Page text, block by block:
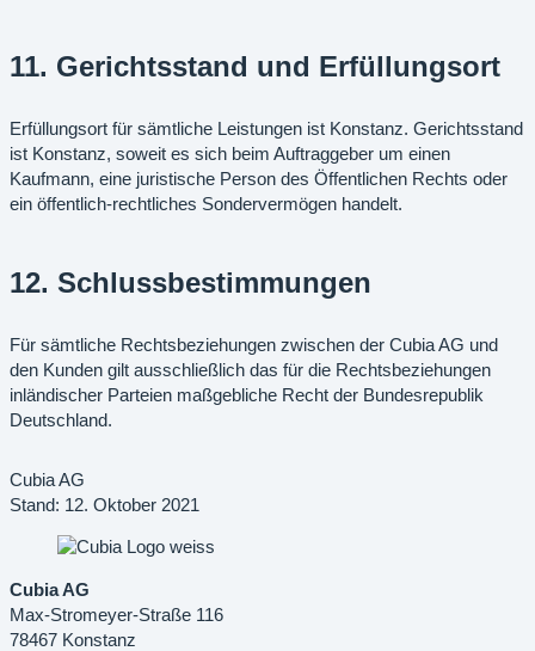
11. Gerichtsstand und Erfüllungsort
Erfüllungsort für sämtliche Leistungen ist Konstanz. Gerichtsstand
ist Konstanz, soweit es sich beim Auftraggeber um einen
Kaufmann, eine juristische Person des Öffentlichen Rechts oder
ein öffentlich-rechtliches Sondervermögen handelt.
12. Schlussbestimmungen
Für sämtliche Rechtsbeziehungen zwischen der Cubia AG und
den Kunden gilt ausschließlich das für die Rechtsbeziehungen
inländischer Parteien maßgebliche Recht der Bundesrepublik
Deutschland.
Cubia AG
Stand: 12. Oktober 2021
Cubia AG
Max-Stromeyer-Straße 116
78467 Konstanz